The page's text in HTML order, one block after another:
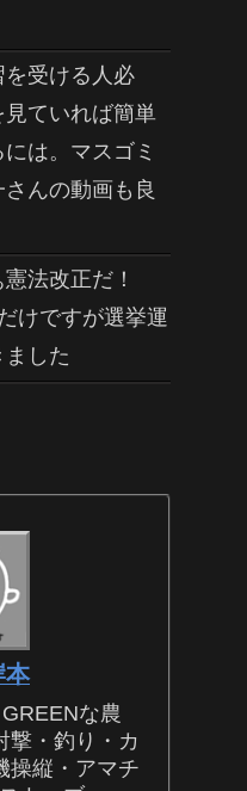
受ける人必
ていれば簡単
は。マスゴミ
んの動画も良
法改正だ！
けですが選挙運
した
本
な農
・釣り・カ
操縦・アマチ